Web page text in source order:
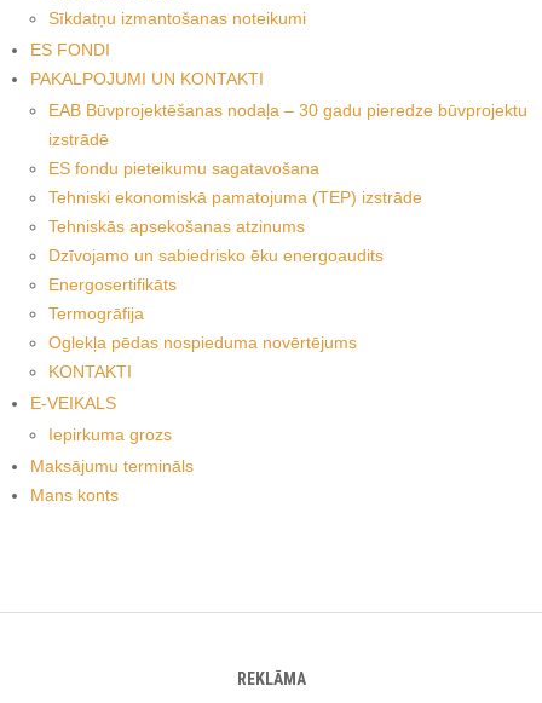
Sīkdatņu izmantošanas noteikumi
ES FONDI
PAKALPOJUMI UN KONTAKTI
EAB Būvprojektēšanas nodaļa – 30 gadu pieredze būvprojektu
izstrādē
ES fondu pieteikumu sagatavošana
Tehniski ekonomiskā pamatojuma (TEP) izstrāde
Tehniskās apsekošanas atzinums
Dzīvojamo un sabiedrisko ēku energoaudits
Energosertifikāts
Termogrāfija
Oglekļa pēdas nospieduma novērtējums
KONTAKTI
E-VEIKALS
Iepirkuma grozs
Maksājumu termināls
Mans konts
REKLĀMA